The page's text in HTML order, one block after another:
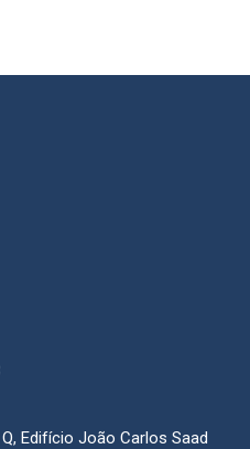
Edifício João Carlos Saad